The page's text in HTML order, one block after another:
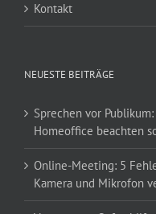
Kontakt
NEUESTE BEITRÄGE
Sprechen vor
Homeoffice beachten
Online-Meeting: 5
Kamera und Mikrofon